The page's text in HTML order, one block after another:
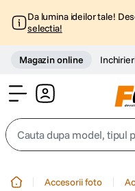
Da lumina ideilor tale!
selectia!
Magazin online
Cauta dupa model, tipul
Accesorii foto